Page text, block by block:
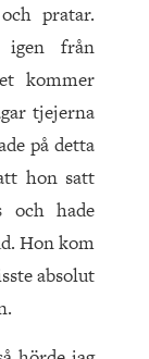
pratar.
igen från
kommer
tjejerna
på detta
hon satt
och hade
Hon kom
absolut